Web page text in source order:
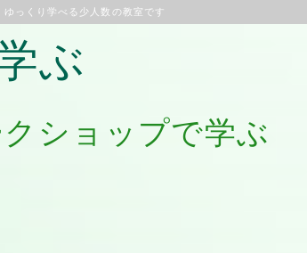
っくり学べる少人数の教室です
ぶ
ショップで学ぶ